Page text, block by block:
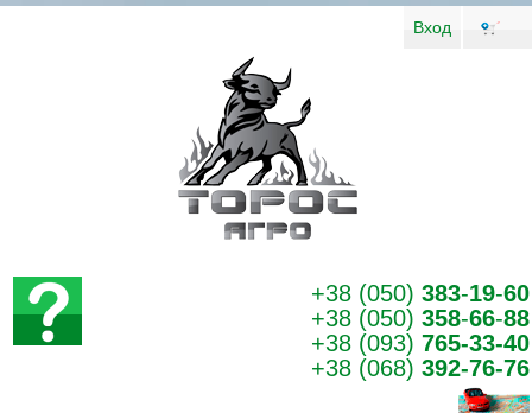
Вход
+38 (050) 383-19-60
+38 (050) 358-66-88
+38 (093) 765-33-40
+38 (068) 392-76-76